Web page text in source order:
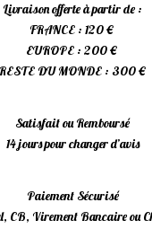
Livraison offerte à partir de :
FRANCE : 120 €
EUROPE : 200 €
RESTE DU MONDE : 300 €
Satisfait ou Remboursé
14 jours pour changer d’avis
Paiement Sécurisé
CB, Virement Bancaire ou